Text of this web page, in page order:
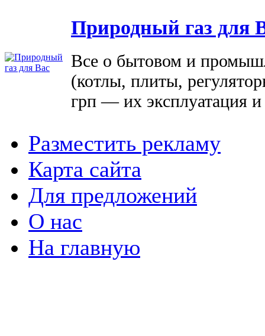
Природный газ для
Все о бытовом и
(котлы, плиты,
грп — их эксплуатация
Разместить рекламу
Карта сайта
Для предложений
О нас
На главную